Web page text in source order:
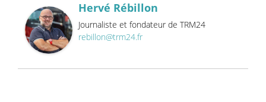
Hervé Rébillon
Journaliste et fondateur de TRM24
rebillon@trm24.fr